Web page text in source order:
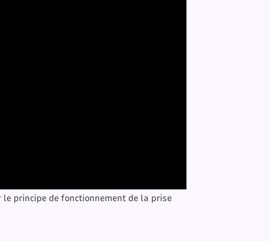
le principe de fonctionnement de la prise